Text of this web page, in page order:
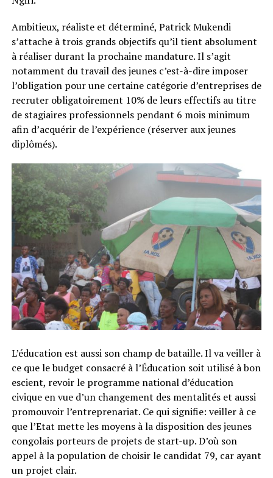
Ambitieux, réaliste et déterminé, Patrick Mukendi
s’attache à trois grands objectifs qu’il tient absolument
à réaliser durant la prochaine mandature. Il s’agit
notamment du travail des jeunes c’est-à-dire imposer
l’obligation pour une certaine catégorie d’entreprises de
recruter obligatoirement 10% de leurs effectifs au titre
de stagiaires professionnels pendant 6 mois minimum
afin d’acquérir de l’expérience (réserver aux jeunes
diplômés).
L’éducation est aussi son champ de bataille. Il va veiller à
ce que le budget consacré à l’Éducation soit utilisé à bon
escient, revoir le programme national d’éducation
civique en vue d’un changement des mentalités et aussi
promouvoir l’entreprenariat. Ce qui signifie: veiller à ce
que l’Etat mette les moyens à la disposition des jeunes
congolais porteurs de projets de start-up. D’où son
appel à la population de choisir le candidat 79, car ayant
un projet clair.